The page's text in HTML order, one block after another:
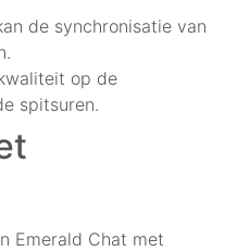
de synchronisatie van
op de
spitsuren.
Emerald Chat met